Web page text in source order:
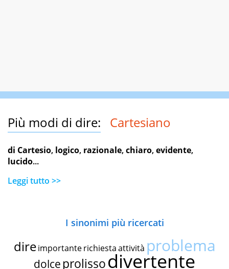
Più modi di dire: Cartesiano
di Cartesio, logico, razionale,chiaro,evidente,
lucido...
Leggi tutto >>
I sinonimi più ricercati
dire importante richiestaattività problema
dolce prolissodivertente